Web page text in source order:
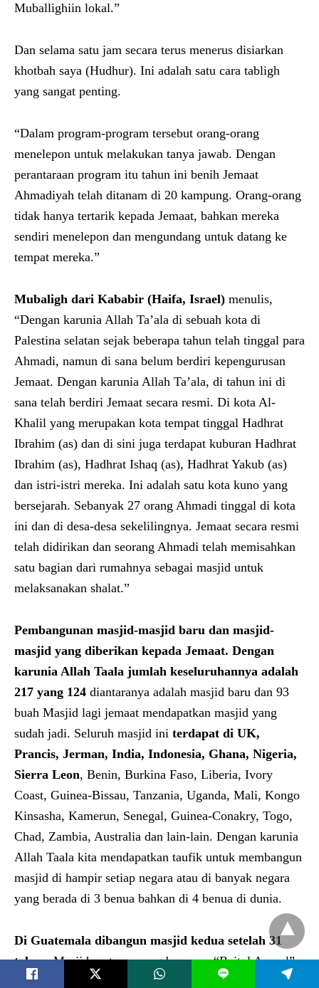
Muballighiin lokal.”
Dan selama satu jam secara terus menerus disiarkan
khotbah saya (Hudhur). Ini adalah satu cara tabligh
yang sangat penting.
“Dalam program-program tersebut orang-orang
menelepon untuk melakukan tanya jawab. Dengan
perantaraan program itu tahun ini benih Jemaat
Ahmadiyah telah ditanam di 20 kampung. Orang-orang
tidak hanya tertarik kepada Jemaat, bahkan mereka
sendiri menelepon dan mengundang untuk datang ke
tempat mereka.”
Mubaligh dari Kababir (Haifa, Israel) menulis,
“Dengan karunia Allah Ta’ala di sebuah kota di
Palestina selatan sejak beberapa tahun telah tinggal para
Ahmadi, namun di sana belum berdiri kepengurusan
Jemaat. Dengan karunia Allah Ta’ala, di tahun ini di
sana telah berdiri Jemaat secara resmi. Di kota Al-
Khalil yang merupakan kota tempat tinggal Hadhrat
Ibrahim (as) dan di sini juga terdapat kuburan Hadhrat
Ibrahim (as), Hadhrat Ishaq (as), Hadhrat Yakub (as)
dan istri-istri mereka. Ini adalah satu kota kuno yang
bersejarah. Sebanyak 27 orang Ahmadi tinggal di kota
ini dan di desa-desa sekelilingnya. Jemaat secara resmi
telah didirikan dan seorang Ahmadi telah memisahkan
satu bagian dari rumahnya sebagai masjid untuk
melaksanakan shalat.”
Pembangunan masjid-masjid baru dan masjid-
masjid yang diberikan kepada Jemaat. Dengan
karunia Allah Taala jumlah keseluruhannya adalah
217 yang 124 diantaranya adalah masjid baru dan 93
buah Masjid lagi jemaat mendapatkan masjid yang
sudah jadi. Seluruh masjid ini terdapat di UK,
Prancis, Jerman, India, Indonesia, Ghana, Nigeria,
Sierra Leon, Benin, Burkina Faso, Liberia, Ivory
Coast, Guinea-Bissau, Tanzania, Uganda, Mali, Kongo
Kinsasha, Kamerun, Senegal, Guinea-Conakry, Togo,
Chad, Zambia, Australia dan lain-lain. Dengan karunia
Allah Taala kita mendapatkan taufik untuk membangun
masjid di hampir setiap negara atau di banyak negara
yang berada di 3 benua bahkan di 4 benua di dunia.
Di Guatemala dibangun masjid kedua setelah 31
tahun.Masjid pertama yang bernama “Baitul Awwal”
dibangun pada tahun 1989. Masjid kedua yang bernama
L